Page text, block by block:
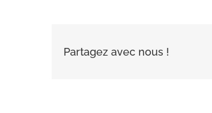
Partagez avec nous !